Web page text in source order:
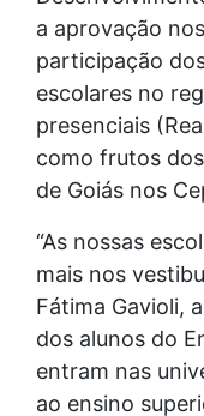
a aprovação
participação
escolares no
presenciais
como frutos
de Goiás nos
“As nossas
mais nos
Fátima Gavioli,
dos alunos do
entram nas
ao ensino